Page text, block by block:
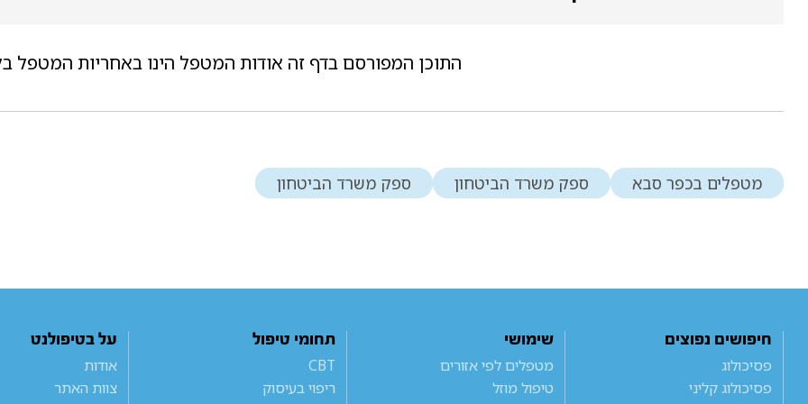
התוכן המפורסם בדף זה אודות המטפל הינו באחריות המטפל
מטפלים בכפר סבא ספק משרד הביטחון ספק משרד הביטחון
חיפושים נפוצים
פסיכולוג
פסיכולוג קליני
שימושי
מטפלים לפי אזורים
טיפול מוזל
תחומי טיפול
CBT
ריפוי בעיסוק
על בטיפולנט
אודות
צוות האתר